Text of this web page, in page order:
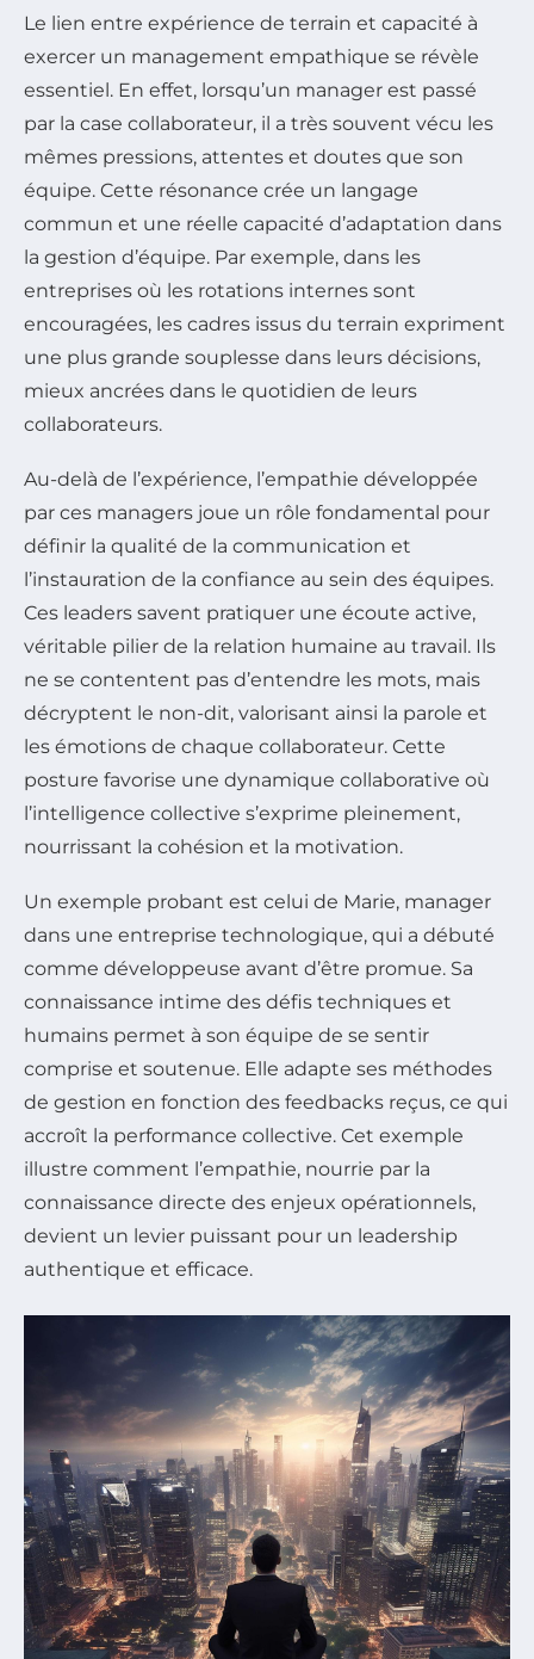
Le lien entre expérience de terrain et capacité à
exercer un management empathique se révèle
essentiel. En effet, lorsqu’un manager est passé
par la case collaborateur, il a très souvent vécu les
mêmes pressions, attentes et doutes que son
équipe. Cette résonance crée un langage
commun et une réelle capacité d’adaptation dans
la gestion d’équipe. Par exemple, dans les
entreprises où les rotations internes sont
encouragées, les cadres issus du terrain expriment
une plus grande souplesse dans leurs décisions,
mieux ancrées dans le quotidien de leurs
collaborateurs.
Au-delà de l’expérience, l’empathie développée
par ces managers joue un rôle fondamental pour
définir la qualité de la communication et
l’instauration de la confiance au sein des équipes.
Ces leaders savent pratiquer une écoute active,
véritable pilier de la relation humaine au travail. Ils
ne se contentent pas d’entendre les mots, mais
décryptent le non-dit, valorisant ainsi la parole et
les émotions de chaque collaborateur. Cette
posture favorise une dynamique collaborative où
l’intelligence collective s’exprime pleinement,
nourrissant la cohésion et la motivation.
Un exemple probant est celui de Marie, manager
dans une entreprise technologique, qui a débuté
comme développeuse avant d’être promue. Sa
connaissance intime des défis techniques et
humains permet à son équipe de se sentir
comprise et soutenue. Elle adapte ses méthodes
de gestion en fonction des feedbacks reçus, ce qui
accroît la performance collective. Cet exemple
illustre comment l’empathie, nourrie par la
connaissance directe des enjeux opérationnels,
devient un levier puissant pour un leadership
authentique et efficace.